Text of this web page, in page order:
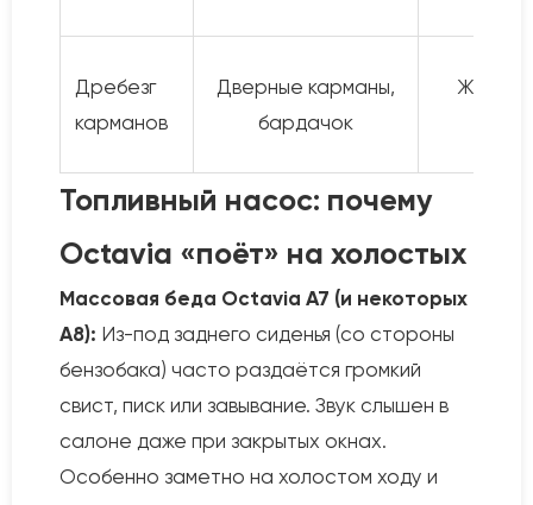
Дребезг
карманов
Дверные карманы,
бардачок
Топливный насос: почему
Octavia «поёт» на холостых
Массовая беда Octavia A7 (и некоторых
A8): Из-под заднего сиденья (со стороны
бензобака) часто раздаётся громкий
свист, писк или завывание. Звук слышен в
салоне даже при закрытых окнах.
Особенно заметно на холостом ходу и